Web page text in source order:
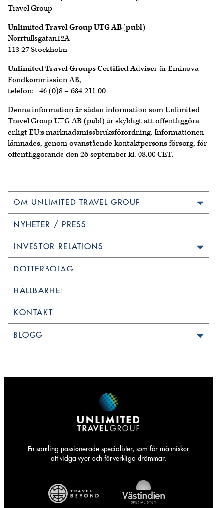
Travel Group
Unlimited Travel Group UTG AB (publ)
Norrtullsgatan12A
113 27 Stockholm
Unlimited Travel Groups Certified Adviserär Eminova
Fondkommission AB,
telefon: +46 (0)8 – 684 211 00
Denna information är sådan information som Unlimited
Travel Group UTG AB (publ) är skyldigt att offentliggöra
enligt EU:s marknadsmissbruksförordning. Informationen
lämnades, genom ovanstående kontaktpersons försorg, för
offentliggörande den 26 september kl. 08.00 CET.
OM UNLIMITED TRAVEL GROUP
NYHETER / PRESS
INVESTOR RELATIONS
DOTTERBOLAG
HÅLLBARHET
KONTAKT
BLOGG
En samling passionerade specialister, som får människor
att vidga vyer och förverkliga drömmar.